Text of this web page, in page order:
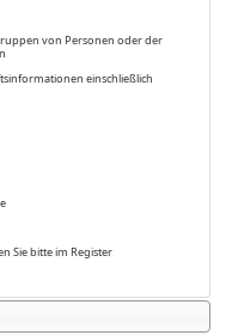
von Personen oder der
einschließlich
Sie bitte im Register